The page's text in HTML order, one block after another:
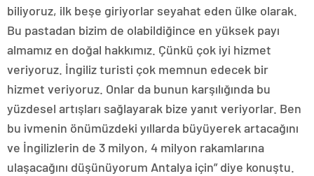
biliyoruz, ilk beşe giriyorlar seyahat eden ülke olarak.
Bu pastadan bizim de olabildiğince en yüksek payı
almamız en doğal hakkımız. Çünkü çok iyi hizmet
veriyoruz. İngiliz turisti çok memnun edecek bir
hizmet veriyoruz. Onlar da bunun karşılığında bu
yüzdesel artışları sağlayarak bize yanıt veriyorlar. Ben
bu ivmenin önümüzdeki yıllarda büyüyerek artacağını
ve İngilizlerin de 3 milyon, 4 milyon rakamlarına
ulaşacağını düşünüyorum Antalya için” diye konuştu.